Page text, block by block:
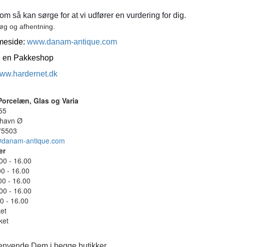
så kan sørge for at vi udfører en vurdering for dig.
og afhentning.
www.danam-antique.com
en Pakkeshop
Glas og Varia
Ø
antique.com
- 16.00
- 16.00
- 16.00
- 16.00
- 16.00